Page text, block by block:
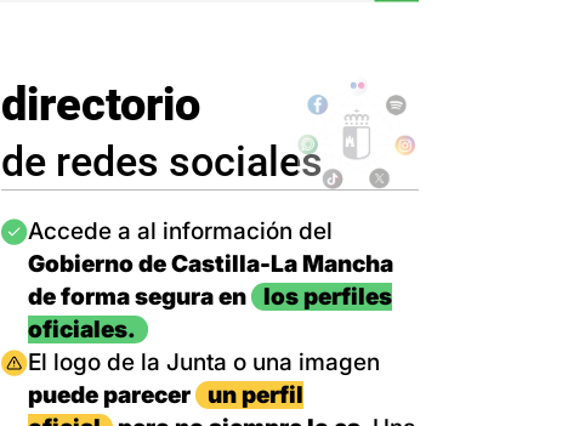
directorio
de redes sociales
Imagen
Accede a al información del
Gobierno de Castilla-La Mancha
de forma segura en
los perfiles
oficiales.
Imagen
El logo de la Junta o una imagen
puede parecer
un perfil